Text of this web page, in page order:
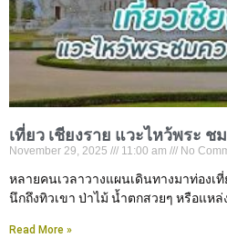
เที่ยว เชียงราย แวะไหว้พระ
November 29, 2025 11:00 am No
หลายคนเวลาวางแผนเดินทางมาท่องเ
นึกถึงทิวเขา ป่าไม้ น้ำตกสวยๆ หรือแหล่
Read More »